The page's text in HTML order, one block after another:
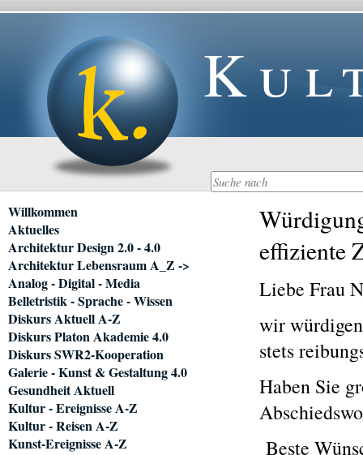
effiziente
Liebe Frau
wir
stets
Haben Sie
Beste
Navigation
überspringen
Willkommen
Aktuelles
Architektur Design 2.0 - 4.0
Architektur Lebensraum A_Z ->
Analog - Digital - Media
Belletristik - Sprache - Wissen
Diskurs Aktuell A-Z
Diskurs Platon Akademie 4.0
Diskurs SWR2-Kooperation
Galerie - Kunst & Gestaltung 4.0
Gesundheit Aktuell
Kultur - Ereignisse A-Z
Kultur - Reisen A-Z
Kunst-Ereignisse A-Z